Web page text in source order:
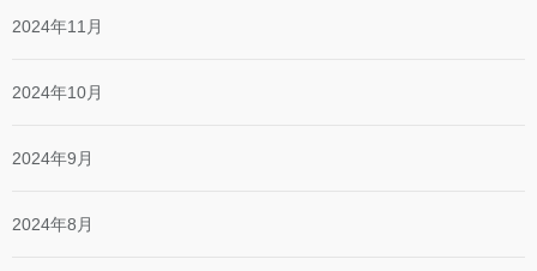
2024年11月
2024年10月
2024年9月
2024年8月